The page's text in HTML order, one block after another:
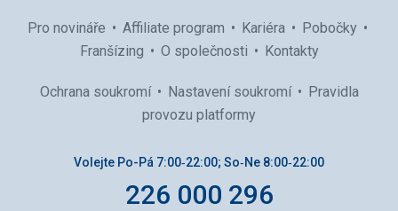
Pro novináře Affiliate program Kariéra
Pobočky
Franšízing
O společnosti Kontakty
Ochrana soukromí Nastavení soukromí
Pravidla
provozu platformy
Volejte Po-Pá 7:00‑22:00; So‑Ne 8:00‑22:00
226 000 296